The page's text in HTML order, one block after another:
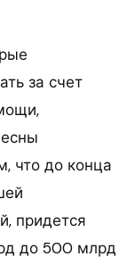
за счет
что до конца
придется
до 500 млрд